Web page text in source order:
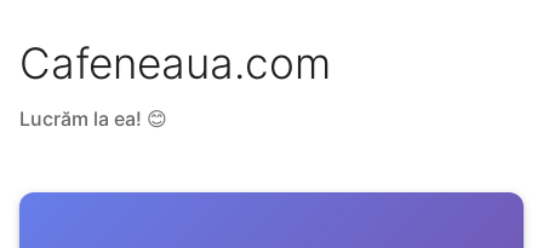
Cafeneaua.com
Lucrăm la ea! 😊